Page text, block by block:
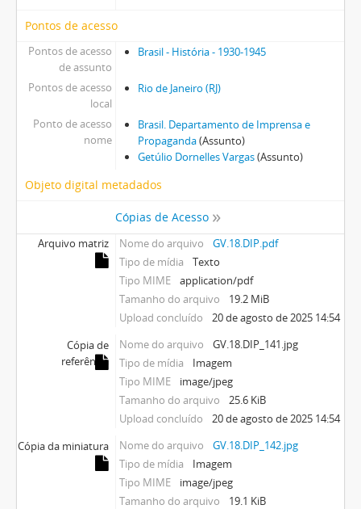
Pontos de acesso
Pontos de acesso
de assunto
Brasil - História - 1930-1945
Pontos de acesso
local
Rio de Janeiro (RJ)
Ponto de acesso
nome
Brasil. Departamento de Imprensa e
Propaganda(Assunto)
Getúlio Dornelles Vargas(Assunto)
Objeto digital metadados
Cópias de Acesso
Arquivo matriz Nome do arquivo
GV.18.DIP.pdf
Tipo de mídia
Texto
Tipo MIME
application/pdf
Tamanho do arquivo
19.2 MiB
Upload concluído
20 de agosto de 2025 14:54
Cópia de
referência
Nome do arquivo
GV.18.DIP_141.jpg
Tipo de mídia
Imagem
Tipo MIME
image/jpeg
Tamanho do arquivo
25.6 KiB
Upload concluído
20 de agosto de 2025 14:54
Cópia da miniatura
Nome do arquivo
GV.18.DIP_142.jpg
Tipo de mídia
Imagem
Tipo MIME
image/jpeg
Tamanho do arquivo
19.1 KiB